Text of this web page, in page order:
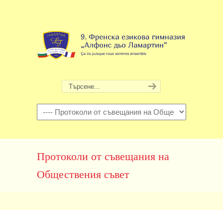
Навигация
Протоколи от съвещания на
Обществения съвет